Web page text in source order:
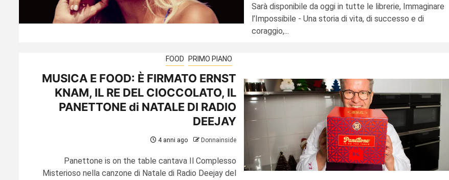
Sarà disponibile da oggi in tutte le librerie, Immaginare
l’Impossibile - Una storia di vita, di successo e di
coraggio,...
FOOD PRIMO PIANO
MUSICA E FOOD: È FIRMATO ERNST
KNAM, IL RE DEL CIOCCOLATO, IL
PANETTONE di NATALE DI RADIO
DEEJAY
4 anni ago Donnainside
Panettone is on the table cantava Il Complesso
Misterioso nella canzone di Natale di Radio Deejay del